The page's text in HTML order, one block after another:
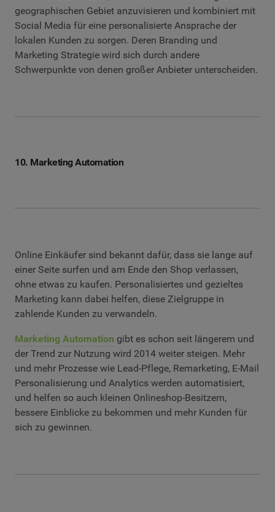
geographischen Gebiet anzuvisieren und kombiniert mit
Social Media für eine personalisierte Ansprache der
lokalen Kunden zu sorgen. Deren Branding und
Marketing Strategie wird sich durch andere
Schwerpunkte von denen großer Anbieter unterscheiden.
10. Marketing Automation
Online Einkäufer sind bekannt dafür, dass sie lange auf
einer Seite surfen und am Ende den Shop verlassen,
ohne etwas zu kaufen. Personalisiertes und gezieltes
Marketing kann dabei helfen, diese Zielgruppe in
zahlende Kunden zu verwandeln.
Marketing Automation gibt es schon seit längerem und
der Trend zur Nutzung wird 2014 weiter steigen. Mehr
und mehr Prozesse wie Lead-Pflege, Remarketing, E-Mail
Personalisierung und Analytics werden automatisiert,
und helfen so auch kleinen Onlineshop-Besitzern,
bessere Einblicke zu bekommen und mehr Kunden für
sich zu gewinnen.